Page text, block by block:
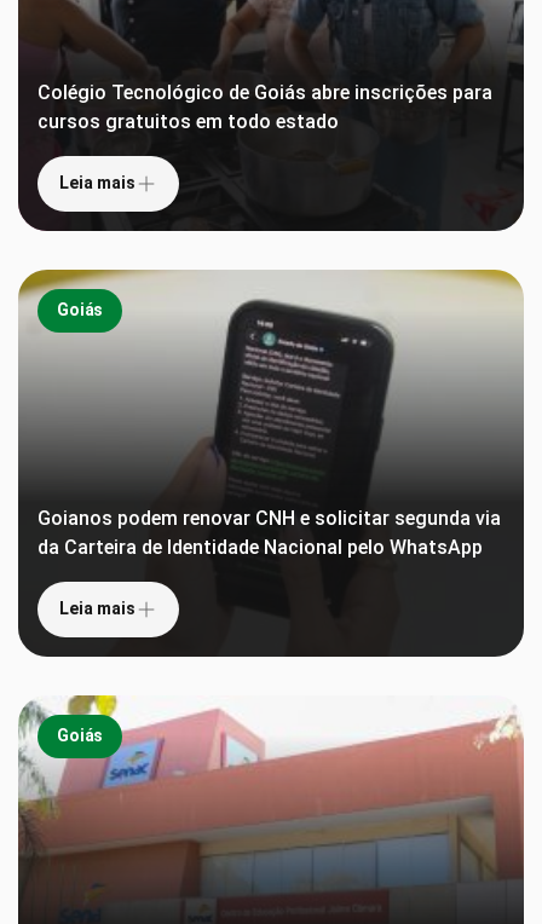
Colégio Tecnológico de Goiás abre inscrições para
cursos gratuitos em todo estado
Leia mais
Goiás
Goianos podem renovar CNH e solicitar segunda via
da Carteira de Identidade Nacional pelo WhatsApp
Leia mais
Goiás